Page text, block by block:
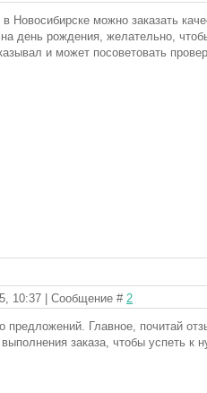
Новосибирске можно заказать
день рождения, желательно,
и может посоветовать
10:37 | Сообщение # 2
предложений. Главное, почитай
заказа, чтобы успеть к